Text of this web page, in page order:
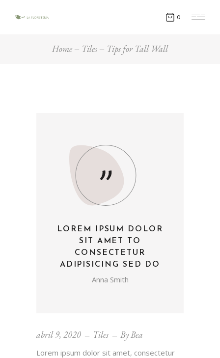
0
Home Tiles Tips for Tall Wall
LOREM IPSUM DOLOR
SIT AMET TO
CONSECTETUR
ADIPISICING SED DO
Anna Smith
abril 9, 2020 Tiles ByBea
Lorem ipsum dolor sit amet, consectetur